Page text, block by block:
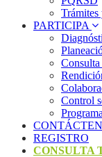
PARTICIPA
Consulta
Control
REGISTRO
CONSULTA